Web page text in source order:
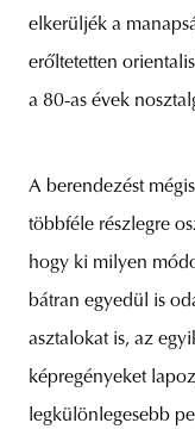
elkerüljék a
erőltetetten
a 80-as évek
A berendezést
többféle részlegre
hogy ki milyen
bátran egyedül is
asztalokat is, az
képregényeket
legkülönlegesebb